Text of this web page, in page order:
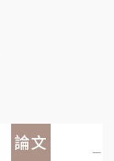
論文